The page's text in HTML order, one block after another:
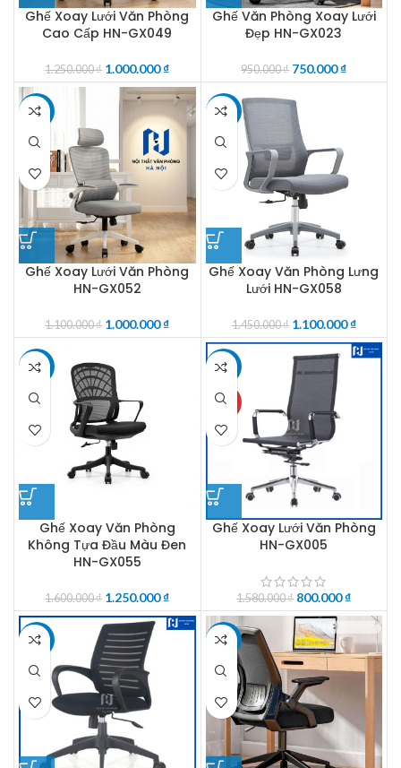
Ghế Xoay Lưới Văn Phòng
Cao Cấp HN-GX049
1.250.000₫ 1.000.000₫
Ghế Văn Phòng Xoay Lưới
Đẹp HN-GX023
950.000₫ 750.000₫
-9%
Ghế Xoay Lưới Văn Phòng
HN-GX052
1.100.000₫ 1.000.000₫
-24%
Ghế Xoay Văn Phòng Lưng
Lưới HN-GX058
1.450.000₫ 1.100.000₫
-22%
Ghế Xoay Văn Phòng
Không Tựa Đầu Màu Đen
HN-GX055
1.600.000₫ 1.250.000₫
-49%
HOT
Ghế Xoay Lưới Văn Phòng
HN-GX005
1.580.000₫ 800.000₫
-38% -16%